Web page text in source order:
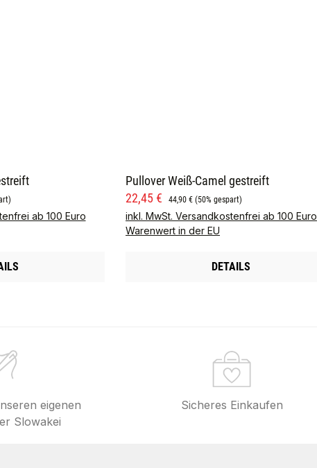
ab 100 Euro
Pullover Weiß-Camel gestreift
Verkaufspreis:
22,45 € Regulärer Preis:
44,90 € (50% gespart)
inkl. MwSt. Versandkostenfrei ab 100 Euro
Warenwert in der EU
DETAILS
eigenen
Slowakei
Sicheres Einkaufen